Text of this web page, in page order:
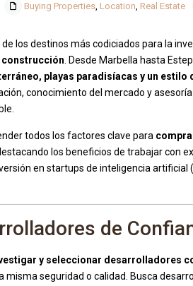
Buying Properties, Location, Real Estate
los destinos más codiciados para la
construcción . Desde Marbella hasta
playas paradisíacas y un estilo
conocimiento del mercado y
todos los factores clave para
los beneficios de trabajar con
en startups de inteligencia artificial
de
y seleccionar desarrolladores
seguridad o calidad. Busca